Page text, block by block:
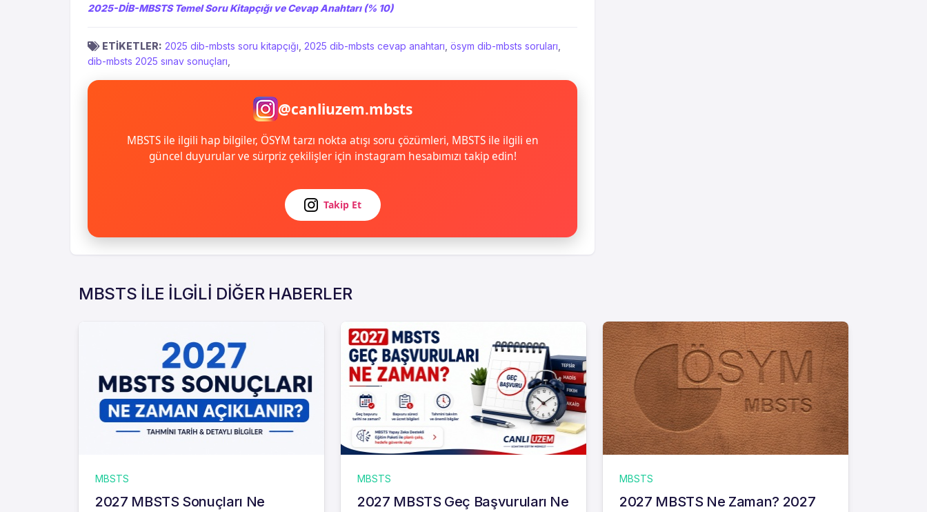
2025-DİB-MBSTS Temel Soru Kitapçığı ve Cevap Anahtarı (% 10)
ETİKETLER: 2025 dib-mbsts soru kitapçığı 2025 dib-mbsts cevap anahtarı ösym dib-mbsts soruları
dib-mbsts 2025 sınav sonuçları
@canliuzem.mbsts
MBSTS ile ilgili hap bilgiler, ÖSYM tarzı nokta atışı soru çözümleri, MBSTS ile ilgili en
güncel duyurular ve sürpriz çekilişler için instagram hesabımızı takip edin!
Takip Et
MBSTS İLE İLGİLİ DİĞER HABERLER
MBSTS
2027 MBSTS Sonuçları Ne
MBSTS
2027 MBSTS Geç Başvuruları Ne
MBSTS
2027 MBSTS Ne Zaman? 2027